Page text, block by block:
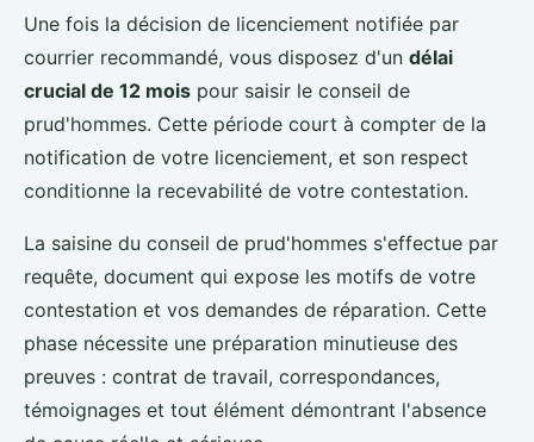
Une fois la décision de licenciement notifiée par
courrier recommandé, vous disposez d'un délai
crucial de 12 mois pour saisir le conseil de
prud'hommes. Cette période court à compter de la
notification de votre licenciement, et son respect
conditionne la recevabilité de votre contestation.
La saisine du conseil de prud'hommes s'effectue par
requête, document qui expose les motifs de votre
contestation et vos demandes de réparation. Cette
phase nécessite une préparation minutieuse des
preuves : contrat de travail, correspondances,
témoignages et tout élément démontrant l'absence